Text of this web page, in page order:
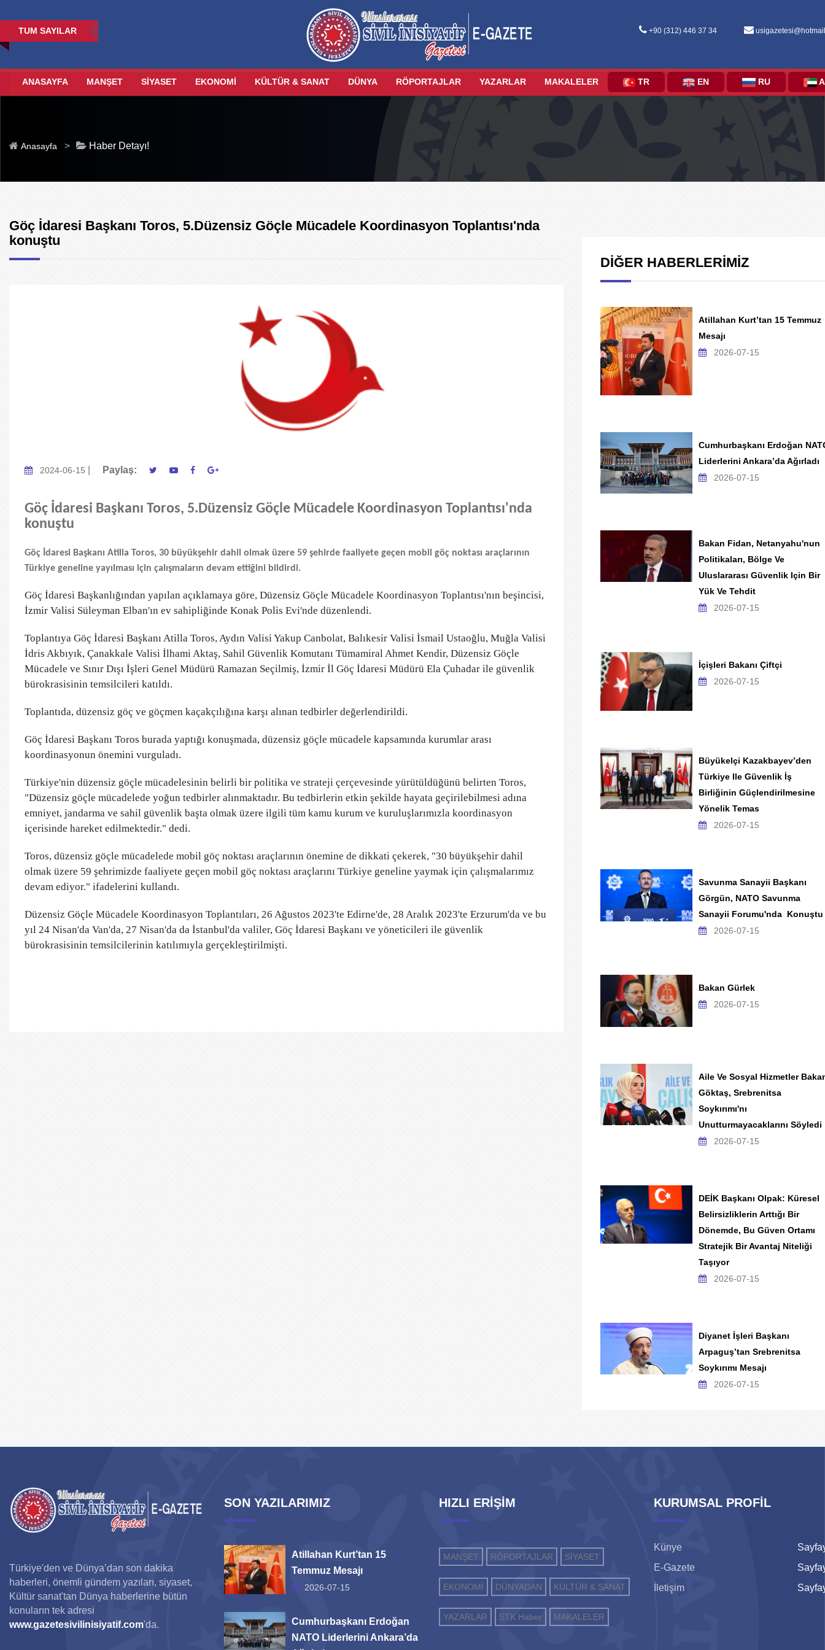
TUM SAYILAR +90 (312) 446 37 34
ANASAYFA MANŞET SİYASET EKONOMİ KÜLTÜR & SANAT DÜNYA RÖPORTAJLAR YAZARLAR MAKALELER TR EN RU
Anasayfa > Haber Detayı!
Göç İdaresi Başkanı Toros, 5.Düzensiz Göçle Mücadele Koordinasyon Toplantısı'nda
konuştu
2024-06-15 Paylaş:
Göç İdaresi Başkanı Toros, 5.Düzensiz Göçle Mücadele Koordinasyon Toplantısı'nda
konuştu
Göç İdaresi Başkanı Atilla Toros, 30 büyükşehir dahil olmak üzere 59 şehirde faaliyete geçen mobil göç noktası araçlarının
Türkiye geneline yayılması için çalışmaların devam ettiğini bildirdi.
Göç İdaresi Başkanlığından yapılan açıklamaya göre, Düzensiz Göçle Mücadele Koordinasyon Toplantısı'nın beşincisi,
İzmir Valisi Süleyman Elban'ın ev sahipliğinde Konak Polis Evi'nde düzenlendi.
Toplantıya Göç İdaresi Başkanı Atilla Toros, Aydın Valisi Yakup Canbolat, Balıkesir Valisi İsmail Ustaoğlu, Muğla Valisi
İdris Akbıyık, Çanakkale Valisi İlhami Aktaş, Sahil Güvenlik Komutanı Tümamiral Ahmet Kendir, Düzensiz Göçle
Mücadele ve Sınır Dışı İşleri Genel Müdürü Ramazan Seçilmiş, İzmir İl Göç İdaresi Müdürü Ela Çuhadar ile güvenlik
bürokrasisinin temsilcileri katıldı.
Toplantıda, düzensiz göç ve göçmen kaçakçılığına karşı alınan tedbirler değerlendirildi.
Göç İdaresi Başkanı Toros burada yaptığı konuşmada, düzensiz göçle mücadele kapsamında kurumlar arası
koordinasyonun önemini vurguladı.
Türkiye'nin düzensiz göçle mücadelesinin belirli bir politika ve strateji çerçevesinde yürütüldüğünü belirten Toros,
"Düzensiz göçle mücadelede yoğun tedbirler alınmaktadır. Bu tedbirlerin etkin şekilde hayata geçirilebilmesi adına
emniyet, jandarma ve sahil güvenlik başta olmak üzere ilgili tüm kamu kurum ve kuruluşlarımızla koordinasyon
içerisinde hareket edilmektedir." dedi.
Toros, düzensiz göçle mücadelede mobil göç noktası araçlarının önemine de dikkati çekerek, "30 büyükşehir dahil
olmak üzere 59 şehrimizde faaliyete geçen mobil göç noktası araçlarını Türkiye geneline yaymak için çalışmalarımız
devam ediyor." ifadelerini kullandı.
Düzensiz Göçle Mücadele Koordinasyon Toplantıları, 26 Ağustos 2023'te Edirne'de, 28 Aralık 2023'te Erzurum'da ve bu
yıl 24 Nisan'da Van'da, 27 Nisan'da da İstanbul'da valiler, Göç İdaresi Başkanı ve yöneticileri ile güvenlik
bürokrasisinin temsilcilerinin katılımıyla gerçekleştirilmişti.
DİĞER HABERLERİMİZ
Atillahan Kurt’tan 15 Temmuz
Mesajı
2026-07-15
Cumhurbaşkanı Erdoğan
Liderlerini Ankara’da Ağırladı
2026-07-15
Bakan Fidan, Netanyahu'nun
Politikaları, Bölge Ve
Uluslararası Güvenlik Için Bir
Yük Ve Tehdit
2026-07-15
İçişleri Bakanı Çiftçi
2026-07-15
Büyükelçi Kazakbayev’den
Türkiye Ile Güvenlik İş
Birliğinin Güçlendirilmesine
Yönelik Temas
2026-07-15
Savunma Sanayii Başkanı
Görgün, NATO Savunma
Sanayii Forumu'nda Konuştu
2026-07-15
Bakan Gürlek
2026-07-15
Aile Ve Sosyal Hizmetler
Göktaş, Srebrenitsa
Soykırımı'nı
Unutturmayacaklarını Söyledi
2026-07-15
DEİK Başkanı Olpak: Küresel
Belirsizliklerin Arttığı Bir
Dönemde, Bu Güven Ortamı
Stratejik Bir Avantaj Niteliği
Taşıyor
2026-07-15
Diyanet İşleri Başkanı
Arpaguş’tan Srebrenitsa
Soykırımı Mesajı
2026-07-15
Türkiye'den ve Dünya’dan son dakika
haberleri, önemli gündem yazıları, siyaset,
Kültür sanat'tan Dünya haberlerine bütün
konuların tek adresi
www.gazetesivilinisiyatif.com'da.
SON YAZILARIMIZ
Atillahan Kurt’tan 15
Temmuz Mesajı
2026-07-15
Cumhurbaşkanı Erdoğan
NATO Liderlerini Ankara’da
HIZLI ERİŞİM
MANŞET RÖPORTAJLAR SİYASET
EKONOMİ DÜNYADAN KÜLTÜR & SANAT
YAZARLAR STK Haber MAKALELER
KURUMSAL PROFİL
Künye
E-Gazete
İletişim